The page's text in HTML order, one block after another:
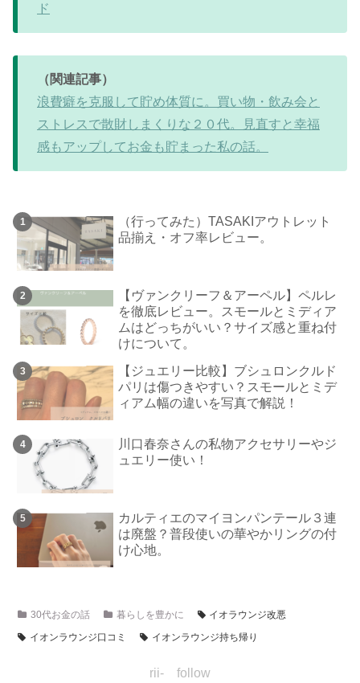
ド
（関連記事）
浪費癖を克服して貯め体質に。買い物・飲み会と
ストレスで散財しまくりな２０代。見直すと幸福
感もアップしてお金も貯まった私の話。
（行ってみた）TASAKIアウトレット
品揃え・オフ率レビュー。
【ヴァンクリーフ＆アーペル】ペルレ
を徹底レビュー。スモールとミディア
ムはどっちがいい？サイズ感と重ね付
けについて。
【ジュエリー比較】ブシュロンクルド
パリは傷つきやすい？スモールとミデ
ィアム幅の違いを写真で解説！
川口春奈さんの私物アクセサリーやジ
ュエリー使い！
カルティエのマイヨンパンテール３連
は廃盤？普段使いの華やかリングの付
け心地。
30代お金の話 暮らしを豊かに
イオラウンジ改悪
イオンラウンジ口コミ
イオンラウンジ持ち帰り
rii- follow